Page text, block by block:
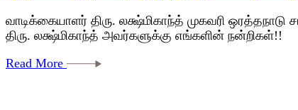
வாடிக்கையாளர் திரு. லக்ஷ்மிகாந்த் முகவரி
திரு. லக்ஷ்மிகாந்த் அவர்களுக்கு எங்களின் நன்றிகள்!!
Read More